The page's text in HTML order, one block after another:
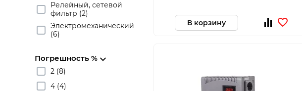
Релейный, сетевой
фильтр (2)
Электромеханический
(6)
Погрешность %
2 (8)
4 (4)
В корзину